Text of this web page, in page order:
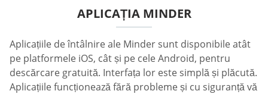
APLICAȚIA MINDER
Aplicațiile de întâlnire ale Minder sunt disponibile atât
pe platformele iOS, cât și pe cele Android, pentru
descărcare gratuită. Interfața lor este simplă și plăcută.
Aplicațiile funcționează fără probleme și cu siguranță vă